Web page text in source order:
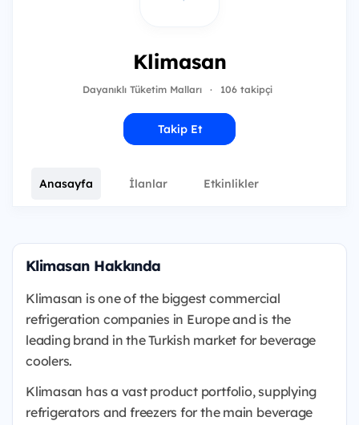
Klimasan
Dayanıklı Tüketim Malları · 106 takipçi
Takip Et
Anasayfa İlanlar Etkinlikler
Klimasan Hakkında
Klimasan is one of the biggest commercial
refrigeration companies in Europe and is the
leading brand in the Turkish market for beverage
coolers.
Klimasan has a vast product portfolio, supplying
refrigerators and freezers for the main beverage